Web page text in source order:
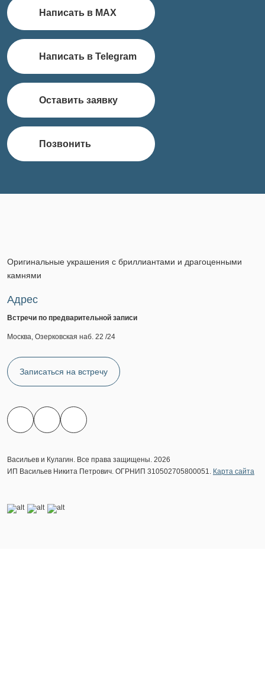
Написать в MAX
Написать в Telegram
Оставить заявку
Позвонить
Оригинальные украшения с бриллиантами и драгоценными
камнями
Адрес
Встречи по предварительной записи
Москва, Озерковская наб. 22 /24
Записаться на встречу
Васильев и Кулагин. Все права защищены. 2026
ИП Васильев Никита Петрович. ОГРНИП 310502705800051. Карта сайта